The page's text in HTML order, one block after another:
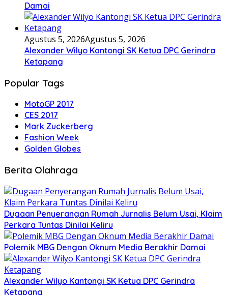
Damai
Agustus 5, 2026Agustus 5, 2026
Alexander Wilyo Kantongi SK Ketua DPC Gerindra
Ketapang
Popular Tags
MotoGP 2017
CES 2017
Mark Zuckerberg
Fashion Week
Golden Globes
Berita Olahraga
Dugaan Penyerangan Rumah Jurnalis Belum Usai, Klaim
Perkara Tuntas Dinilai Keliru
Polemik MBG Dengan Oknum Media Berakhir Damai
Alexander Wilyo Kantongi SK Ketua DPC Gerindra
Ketapang